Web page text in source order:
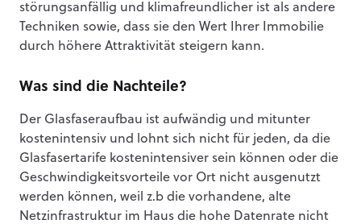
störungsanfällig und klimafreundlicher ist als andere
Techniken sowie, dass sie den Wert Ihrer Immobilie
durch höhere Attraktivität steigern kann.
Was sind die Nachteile?
Der Glasfaseraufbau ist aufwändig und mitunter
kostenintensiv und lohnt sich nicht für jeden, da die
Glasfasertarife kostenintensiver sein können oder die
Geschwindigkeitsvorteile vor Ort nicht ausgenutzt
werden können, weil z.b die vorhandene, alte
Netzinfrastruktur im Haus die hohe Datenrate nicht